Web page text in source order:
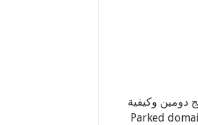
دومين وكيفية